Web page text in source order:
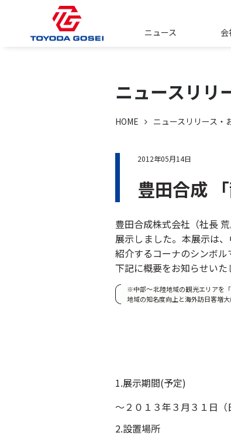
ニュース
ニュースリリ
HOME ニュースリリース・
2012年05月14日
豊田合成
豊田合成株式会社（社長
展示しました。本展示は
紹介するコーナのシンボ
下記に概要をお知らせいた
※中部～北陸地域の観光エリアを
地域の知名度向上と海外訪日客増
1.展示期間(予定)
～２０１３年３月３１日（
2.設置場所